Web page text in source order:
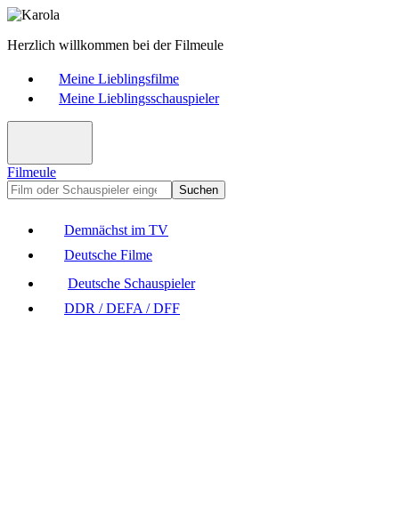
Herzlich willkommen bei der Filmeule
Meine Lieblingsfilme
Meine Lieblingsschauspieler
Filmeule
Suchen
Demnächst im TV
Deutsche Filme
Deutsche Schauspieler
DDR / DEFA / DFF